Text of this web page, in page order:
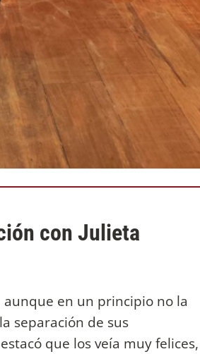
con Julieta
aunque en un principio no la
separación de sus
que los veía muy felices,